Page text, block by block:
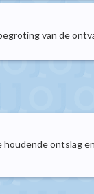
van de
ontslag